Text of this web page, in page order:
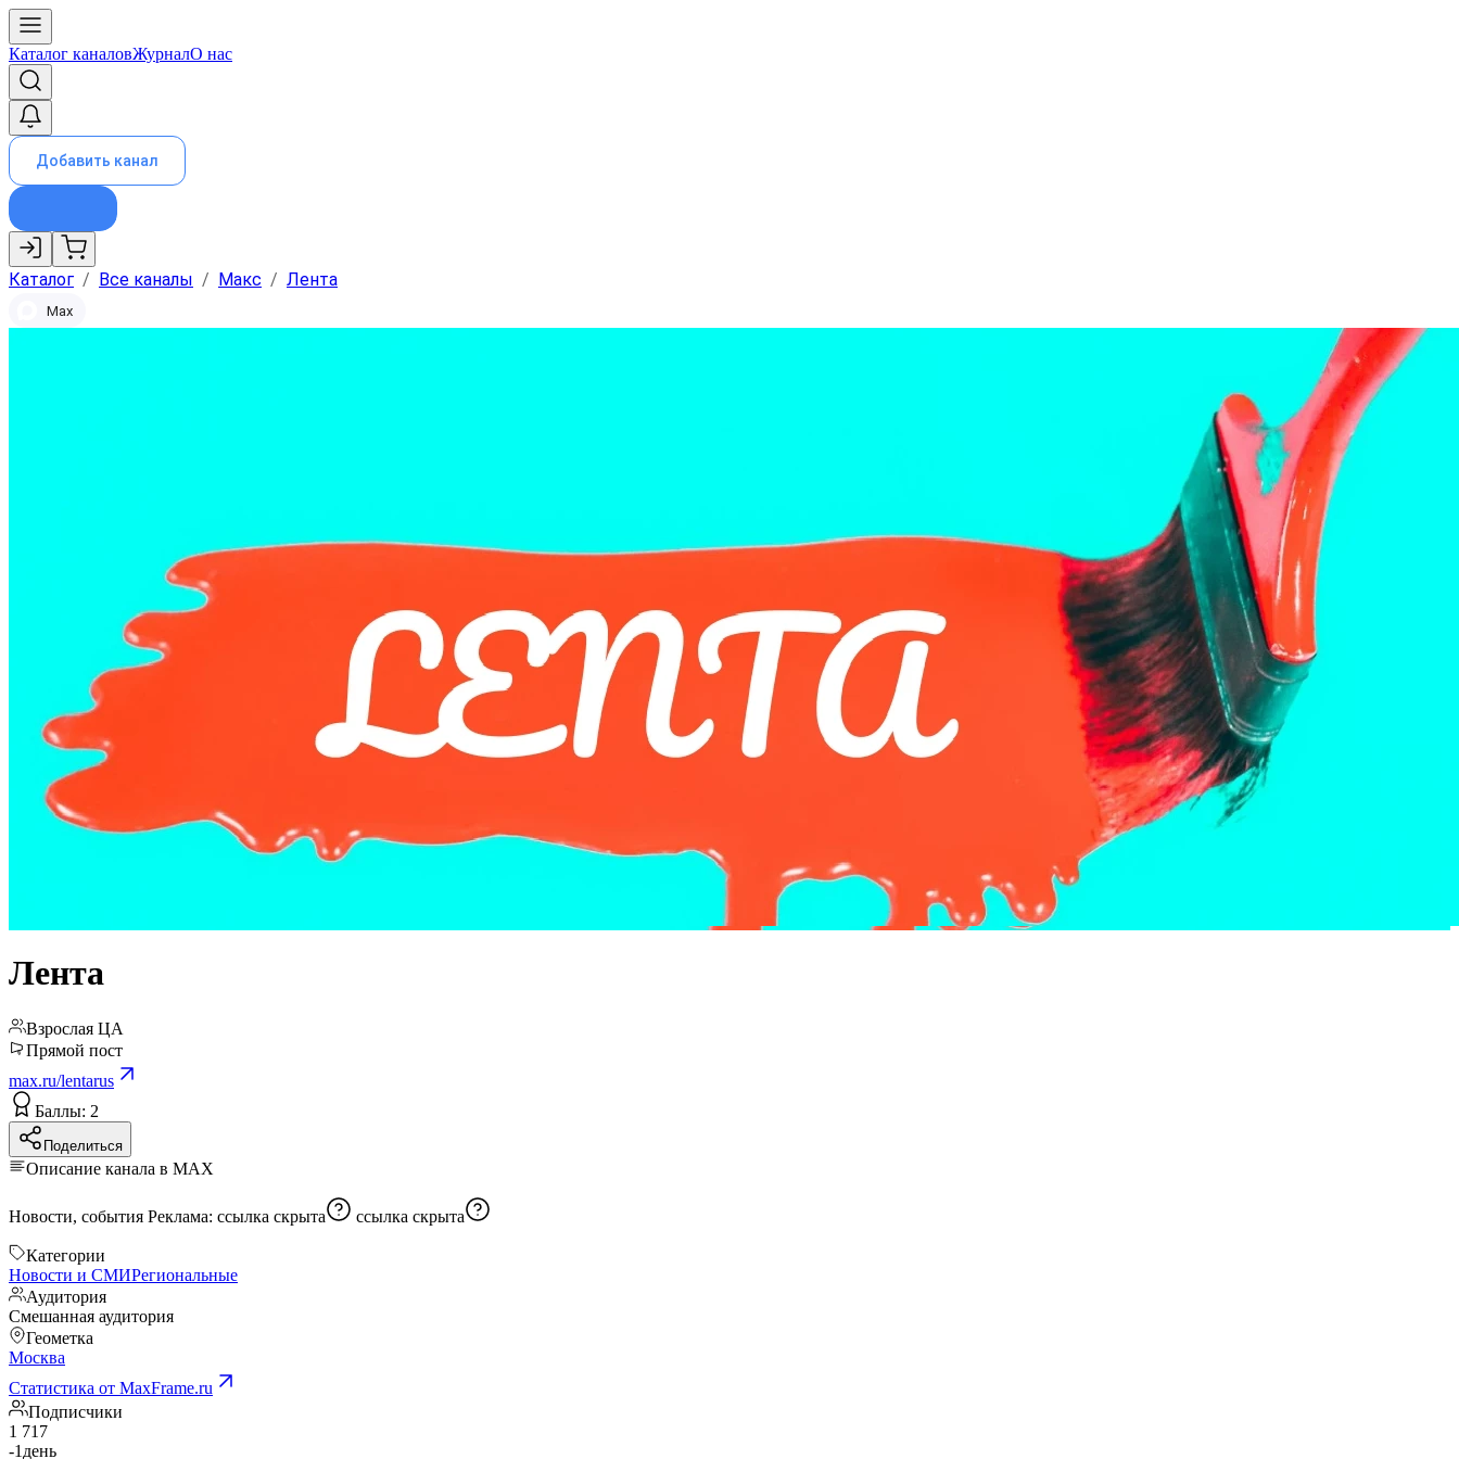
Каталог каналовЖурналО нас
Добавить канал
Каталог / Все каналы / Макс / Лента
Max
Лента
Взрослая ЦА
Прямой пост
max.ru/lentarus
Баллы: 2
Поделиться
Описание канала в MAX
Новости, события Реклама: ссылка скрыта ссылка скрыта
Категории
Новости и СМИРегиональные
Аудитория
Смешанная аудитория
Геометка
Москва
Статистика от MaxFrame.ru
Подписчики
1 717
-1 день